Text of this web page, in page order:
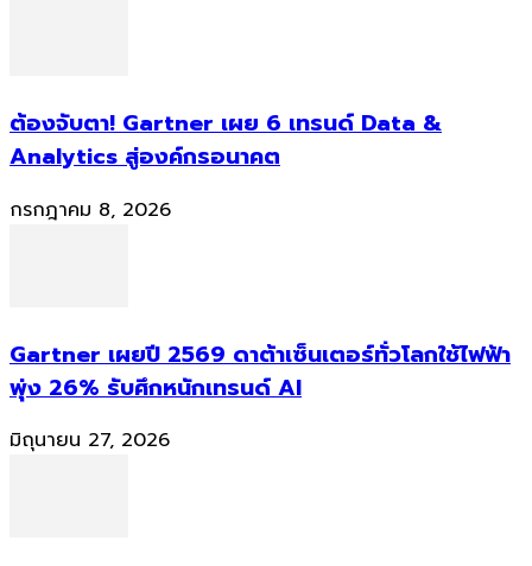
ต้องจับตา! Gartner เผย 6 เทรนด์ Data &
Analytics สู่องค์กรอนาคต
กรกฎาคม 8, 2026
Gartner เผยปี 2569 ดาต้าเซ็นเตอร์ทั่วโลกใช้ไฟฟ้า
พุ่ง 26% รับศึกหนักเทรนด์ AI
มิถุนายน 27, 2026